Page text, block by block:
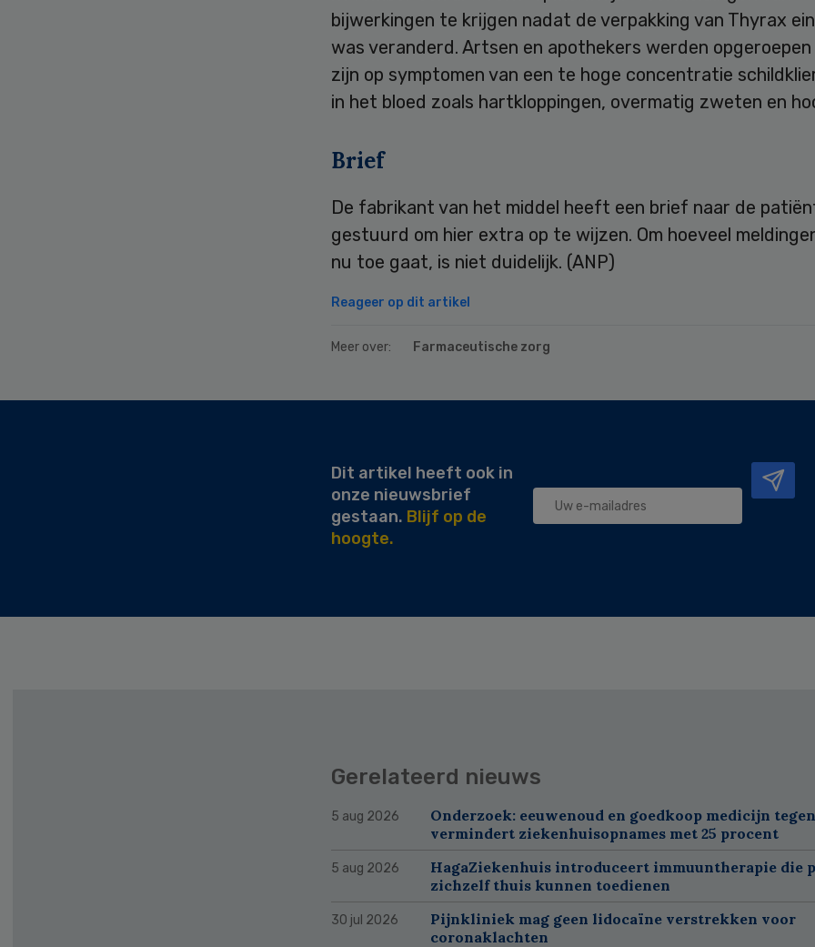
bijwerkingen te krijgen nadat de verpakking van Thyrax
was veranderd. Artsen en apothekers werden
zijn op symptomen van een te hoge concentratie
in het bloed zoals hartkloppingen, overmatig zweten en
Brief
De fabrikant van het middel heeft een brief naar de
gestuurd om hier extra op te wijzen. Om hoeveel
nu toe gaat, is niet duidelijk. (ANP)
Reageer op dit artikel
Meer over: Farmaceutische zorg
Dit artikel heeft ook in
onze nieuwsbrief
gestaan. Blijf op de
hoogte.
Gerelateerd nieuws
5 aug 2026
Onderzoek: eeuwenoud en goedkoop medicijn
vermindert ziekenhuisopnames met 25 procent
5 aug 2026
HagaZiekenhuis introduceert immuuntherapie die
zichzelf thuis kunnen toedienen
30 jul 2026
Pijnkliniek mag geen lidocaïne verstrekken voor
coronaklachten